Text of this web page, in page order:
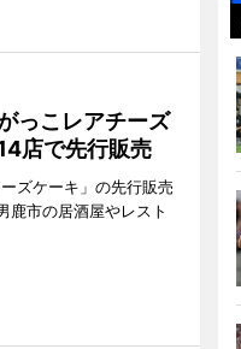
っこレアチーズ
店で先行販売
ズケーキ」の先行販売
鹿市の居酒屋やレスト